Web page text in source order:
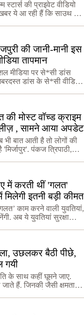
की प्राइवेट वीडियो
ये आ रही हैं कि साउथ की
की जानी-मानी इस
तापमान
मीडिया पर से*सी डांस
डांस के से*सी वीडियो
मोस्ट वॉच्ड क्राइम
, सामने आया अपडेट
भी बात आती है तो लोगों की
पंकज त्रिपाठी,
में करती थीं 'गलत'
इतनी बड़ी कीमत
काम करने वाली युवतियां,
अब ये युवतियां सुरक्षा
उछलकर बैठी पीछे,
गयी
के साथ कहीं घूमने जाए.
हैं. जिनकी जैसी क्षमता